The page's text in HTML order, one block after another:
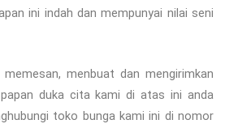
ini indah dan mempunyai nilai seni
menbuat dan mengirimkan
duka cita kami di atas ini anda
toko bunga kami ini di nomor